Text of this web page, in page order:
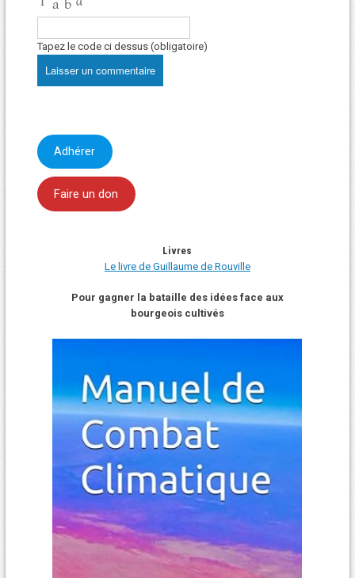
Tapez le code ci dessus (obligatoire)
Adhérer
Faire un don
Livres
Le livre de Guillaume de Rouville
Pour gagner la bataille des idées face aux
bourgeois cultivés